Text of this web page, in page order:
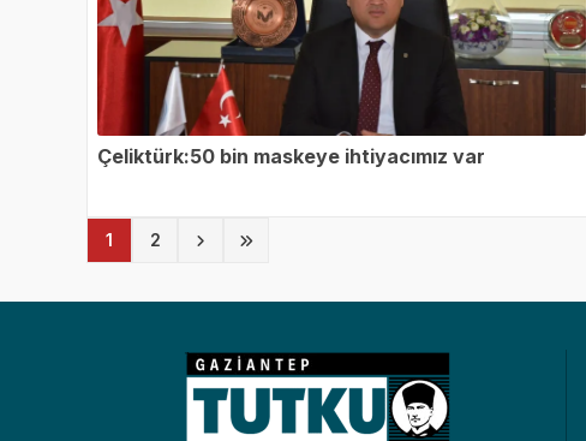
Çeliktürk:50 bin maskeye ihtiyacımız var
1 (current)
2